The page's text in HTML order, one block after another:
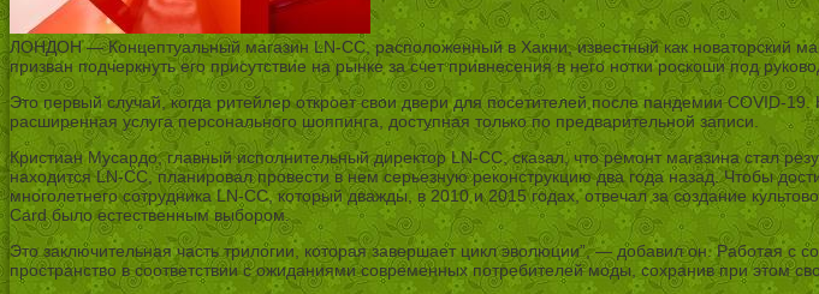
ЛОНДОН — Концептуальный магазин LN-CC, расположенный в Хакни, известный как новаторский
призван подчеркнуть его присутствие на рынке за счет привнесения в него нотки роскоши под
Это первый случай, когда ритейлер откроет свои двери для посетителей после пандемии COVID-
расширенная услуга персонального шоппинга, доступная только по предварительной записи.
Кристиан Мусардо, главный исполнительный директор LN-CC, сказал, что ремонт магазина стал
находится LN-CC, планировал провести в нем серьезную реконструкцию два года назад. Чтобы
многолетнего сотрудника LN-CC, который дважды, в 2010 и 2015 годах, отвечал за создание
Card было естественным выбором.
Это заключительная часть трилогии, которая завершает цикл эволюции”, — добавил он. Работая с
пространство в соответствии с ожиданиями современных потребителей моды, сохранив при этом